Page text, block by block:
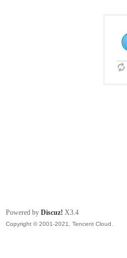
Powered by Discuz! X3.4
Copyright © 2001-2021, Tencent Cloud.